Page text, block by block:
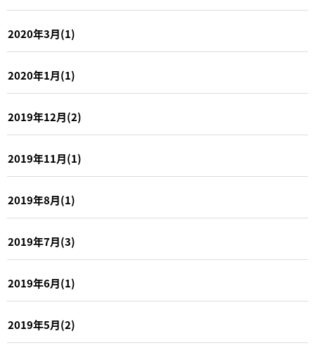
2020年3月(1)
2020年1月(1)
2019年12月(2)
2019年11月(1)
2019年8月(1)
2019年7月(3)
2019年6月(1)
2019年5月(2)